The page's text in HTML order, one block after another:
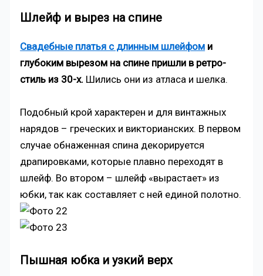
Шлейф и вырез на спине
Свадебные платья с длинным шлейфом и
глубоким вырезом на спине пришли в ретро-
стиль из 30-х. Шились они из атласа и шелка.
Подобный крой характерен и для винтажных
нарядов – греческих и викторианских. В первом
случае обнаженная спина декорируется
драпировками, которые плавно переходят в
шлейф. Во втором – шлейф «вырастает» из
юбки, так как составляет с ней единой полотно.
Пышная юбка и узкий верх